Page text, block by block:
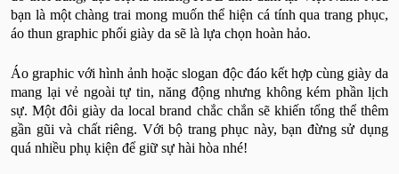
bạn là một chàng trai mong muốn thể hiện cá tính qua trang phục,
áo thun graphic phối giày da sẽ là lựa chọn hoàn hảo.
Áo graphic với hình ảnh hoặc slogan độc đáo kết hợp cùng giày da
mang lại vẻ ngoài tự tin, năng động nhưng không kém phần lịch
sự. Một đôi giày da local brand chắc chắn sẽ khiến tổng thể thêm
gần gũi và chất riêng. Với bộ trang phục này, bạn đừng sử dụng
quá nhiều phụ kiện để giữ sự hài hòa nhé!